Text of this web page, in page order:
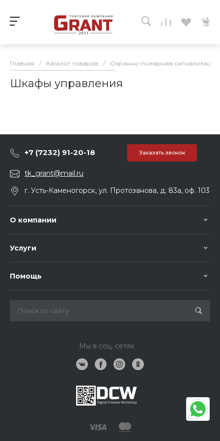
Главная / Каталог товаров / Охранно-пожарная сигнализация
Шкафы управления
+7 (7232) 91-20-18 Заказать звонок
tk_grant@mail.ru
г. Усть-Каменогорск, ул. Протозанова, д. 83а, оф. 103
О компании
Услуги
Помощь
Мы в соц. сетях